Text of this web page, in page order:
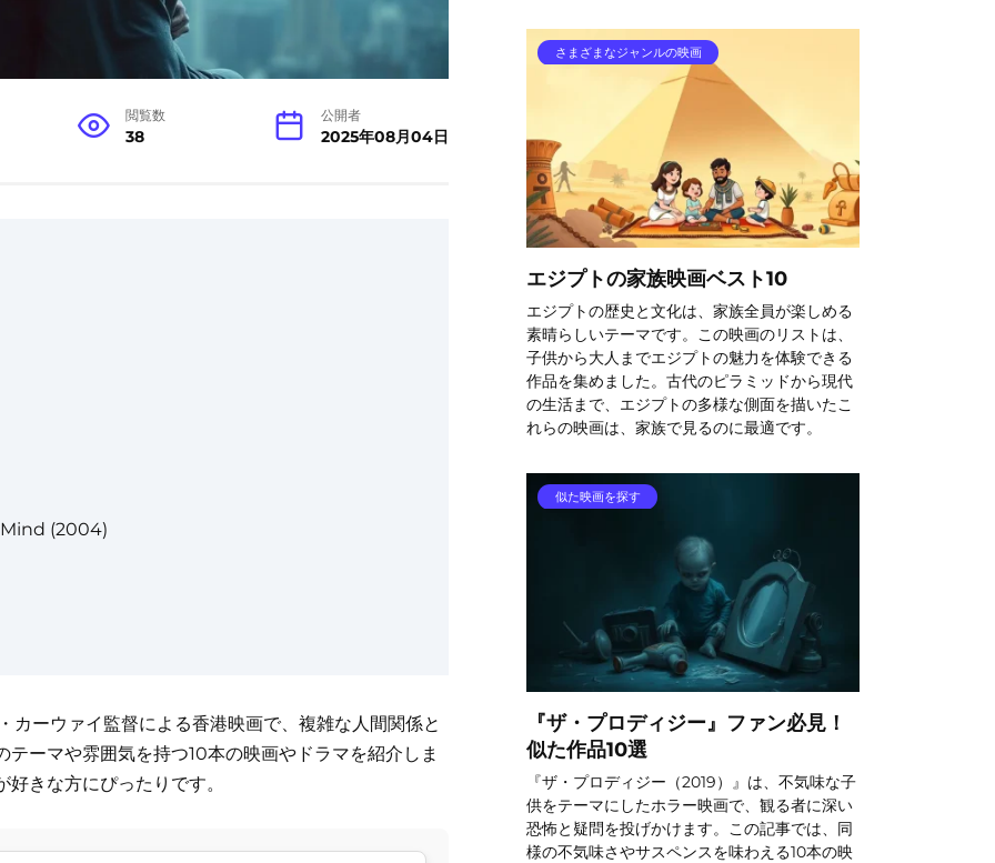
閲覧数
38
公開者
2025年08月04日
(2004)
カーウァイ監督による香港映画で、複雑な人間関係と
ーマや雰囲気を持つ10本の映画やドラマを紹介しま
きな方にぴったりです。
さまざまなジャンルの映画
エジプトの家族映画ベスト10
エジプトの歴史と文化は、家族全員が楽しめる
素晴らしいテーマです。この映画のリストは、
子供から大人までエジプトの魅力を体験できる
作品を集めました。古代のピラミッドから現代
の生活まで、エジプトの多様な側面を描いたこ
れらの映画は、家族で見るのに最適です。
似た映画を探す
『ザ・プロディジー』ファン必見！
似た作品10選
『ザ・プロディジー（2019）』は、不気味な子
供をテーマにしたホラー映画で、観る者に深い
恐怖と疑問を投げかけます。この記事では、同
様の不気味さやサスペンスを味わえる10本の映